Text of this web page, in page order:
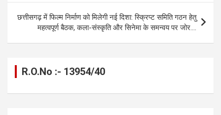
k
p
छत्तीसगढ़ में फिल्म निर्माण को मिलेगी नई दिशा: स्क्रिप्ट समिति गठन हेतु
महत्वपूर्ण बैठक, कला-संस्कृति और सिनेमा के समन्वय पर जोर….
R.O.No :- 13954/40